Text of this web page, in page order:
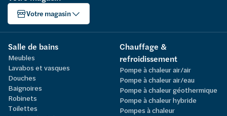
Votre magasin
Salle de bains
Meubles
Lavabos et vasques
Douches
Baignoires
Robinets
Toilettes
Chauffage &
refroidissement
Pompe à chaleur air/air
Pompe à chaleur air/eau
Pompe à chaleur géothermique
Pompe à chaleur hybride
Pompes à chaleur